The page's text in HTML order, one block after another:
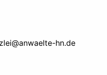
hn.de